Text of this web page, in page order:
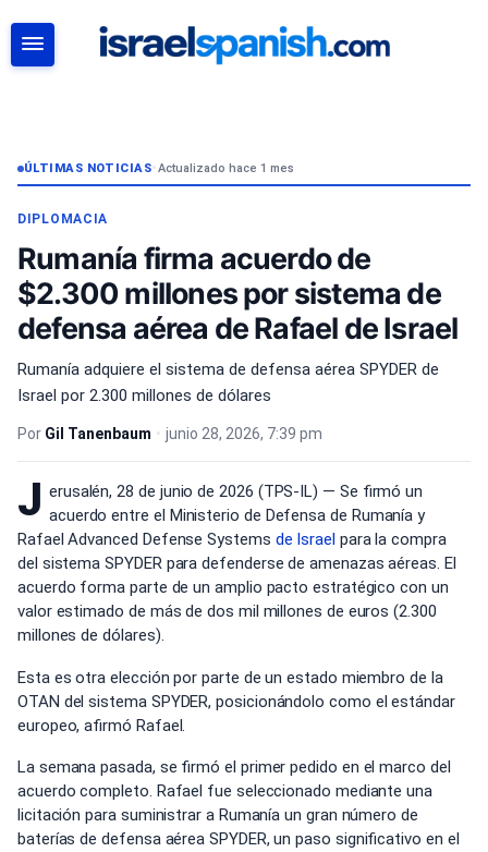
ÚLTIMAS NOTICIAS• Actualizado hace 1 mes
DIPLOMACIA
Rumanía firma acuerdo de
$2.300 millones por sistema de
defensa aérea de Rafael de Israel
Rumanía adquiere el sistema de defensa aérea SPYDER de
Israel por 2.300 millones de dólares
Por Gil Tanenbaum • junio 28, 2026, 7:39 pm
J erusalén, 28 de junio de 2026 (TPS-IL) — Se firmó un
acuerdo entre el Ministerio de Defensa de Rumanía y
Rafael Advanced Defense Systems de Israelpara la compra
del sistema SPYDER para defenderse de amenazas aéreas. El
acuerdo forma parte de un amplio pacto estratégico con un
valor estimado de más de dos mil millones de euros (2.300
millones de dólares).
Esta es otra elección por parte de un estado miembro de la
OTAN del sistema SPYDER, posicionándolo como el estándar
europeo, afirmó Rafael.
La semana pasada, se firmó el primer pedido en el marco del
acuerdo completo. Rafael fue seleccionado mediante una
licitación para suministrar a Rumanía un gran número de
baterías de defensa aérea SPYDER, un paso significativo en el